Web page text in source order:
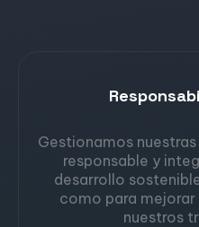
Gestionamos
responsable y
desarrollo
como para
nuestros